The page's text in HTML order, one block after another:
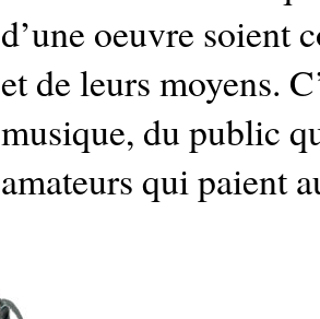
d’une oeuvre soient
et de leurs moyens.
musique, du public
amateurs qui paient